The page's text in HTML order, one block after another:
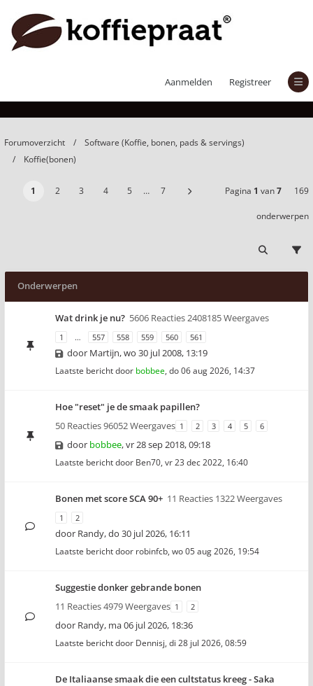
Aanmelden Registreer
Forumoverzicht
Software (Koffie, bonen, pads & servings)
Koffie(bonen)
1 2 3 4 5 … 7 Pagina 1 van7 169
onderwerpen
Onderwerpen
Wat drink je nu? 5606 Reacties 2408185 Weergaves
1 … 557 558 559 560 561
door Martijn,wo 30 jul 2008, 13:19
Laatste bericht door bobbee, do 06 aug 2026, 14:37
Hoe "reset" je de smaak papillen?
50 Reacties 96052 Weergaves 1 2 3 4 5 6
door bobbee,vr 28 sep 2018, 09:18
Laatste bericht door Ben70, vr 23 dec 2022, 16:40
Bonen met score SCA 90+ 11 Reacties 1322 Weergaves
1 2
door Randy,do 30 jul 2026, 16:11
Laatste bericht door robinfcb, wo 05 aug 2026, 19:54
Suggestie donker gebrande bonen
11 Reacties 4979 Weergaves 1 2
door Randy, ma 06 jul 2026, 18:36
Laatste bericht door Dennisj, di 28 jul 2026, 08:59
De Italiaanse smaak die een cultstatus kreeg - Saka